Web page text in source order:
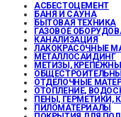
АСБЕСТОЦЕМЕНТ
БАНЯ И САУНА
БЫТОВАЯ ТЕХНИКА
ГАЗОВОЕ
КАНАЛИЗАЦИЯ
ЛАКОКРАСОЧНЫЕ
МЕТАЛЛОСАЙДИНГ
МЕТИЗЫ,
ОТДЕЛОЧНЫЕ
ОТОПЛЕНИЕ,
ПЕНЫ, ГЕРМЕТИКИ,
ПИЛОМАТЕРИАЛЫ